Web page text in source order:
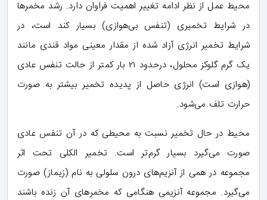
محیط عمل از نظر ادامه تغییر اهمیت فراوان دارد. رشد مخمرها
در شرایط تخمیری (تنفس بی‌هوازی) بسیار کند است، در
شرایط تخمیر انرژی آزاد شده از مقدار معینی مواد قندی مانند
یک گرم گلوکز محلول، درحدود ۲۱ بار کمتر از حالت تنفس عادی
(هوازی است) انرژی حاصل از پدیده تخمیر بیشتر به صورت
حرارت تلف می‌شود.
محیط در حال تخمیر نسبت به محیطی که در آن تنفس عادی
صورت می‌گیرد بسیار گرم‌تر است. تخمیر الکلی تحت اثر
مجموعه در همی‌ از آنزیم‌های درون سلولی به نام (زیماز) صورت
می‌گیرد. مجموعه آنزیمی هنگامی که مخمرهای آن زنده باشند